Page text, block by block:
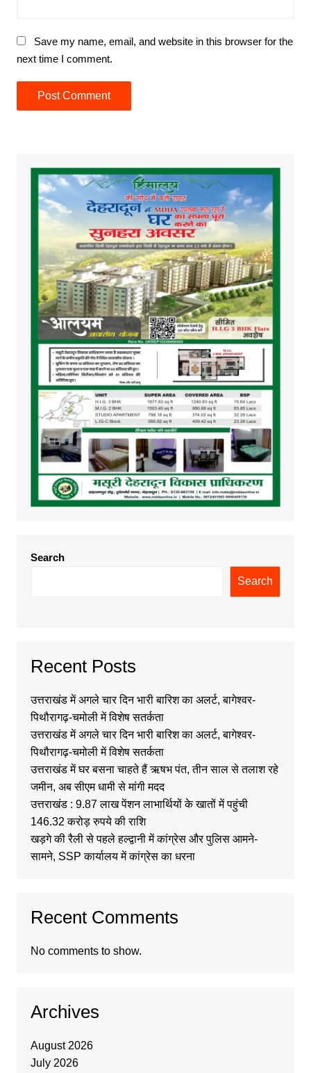
Save my name, email, and website in this browser for the
next time I comment.
Search
Search
Recent Posts
उत्तराखंड में अगले चार दिन भारी बारिश का अलर्ट, बागेश्वर-
पिथौरागढ़-चमोली में विशेष सतर्कता
उत्तराखंड में अगले चार दिन भारी बारिश का अलर्ट, बागेश्वर-
पिथौरागढ़-चमोली में विशेष सतर्कता
उत्तराखंड में घर बसना चाहते हैं ऋषभ पंत, तीन साल से तलाश रहे
जमीन, अब सीएम धामी से मांगी मदद
उत्तराखंड : 9.87 लाख पेंशन लाभार्थियों के खातों में पहुंची
146.32 करोड़ रुपये की राशि
खड़गे की रैली से पहले हल्द्वानी में कांग्रेस और पुलिस आमने-
सामने, SSP कार्यालय में कांग्रेस का धरना
Recent Comments
No comments to show.
Archives
August 2026
July 2026